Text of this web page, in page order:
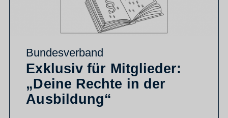
Bundesverband
Exklusiv für Mitglieder:
„Deine Rechte in der
Ausbildung“